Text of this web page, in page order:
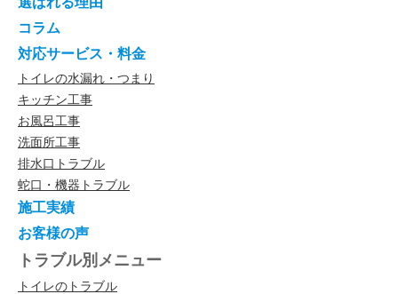
コラム
対応サービス・料金
トイレの水漏れ・つまり
キッチン工事
お風呂工事
洗面所工事
排水口トラブル
蛇口・機器トラブル
施工実績
お客様の声
トラブル別メニュー
トイレのトラブル